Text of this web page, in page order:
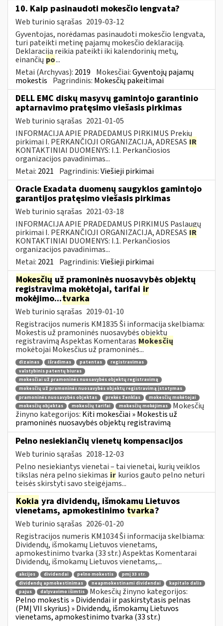
10. Kaip pasinaudoti mokesčio lengvata?
Web turinio sąrašas 2019-03-12
Gyventojas, norėdamas pasinaudoti mokesčio lengvata,
turi pateikti metinę pajamų mokesčio deklaraciją.
Deklaraciją reikia pateikti iki kalendorinių metų,
einančių po...
Metai (Archyvas): 2019 Mokesčiai:Gyventojų pajamų
mokestis Pagrindinis: Mokesčių pakeitimai
DELL EMC diskų masyvų gamintojo garantinio
aptarnavimo pratęsimo viešasis pirkimas
Web turinio sąrašas 2021-01-05
INFORMACIJA APIE PRADEDAMUS PIRKIMUS Prekių
pirkimai I. PERKANČIOJI ORGANIZACIJA, ADRESAS IR
KONTAKTINIAI DUOMENYS: I.1. Perkančiosios
organizacijos pavadinimas...
Metai: 2021 Pagrindinis:Viešieji pirkimai
Oracle Exadata duomenų saugyklos gamintojo
garantijos pratęsimo viešasis pirkimas
Web turinio sąrašas 2021-03-18
INFORMACIJA APIE PRADEDAMUS PIRKIMUS Paslaugų
pirkimai I. PERKANČIOJI ORGANIZACIJA, ADRESAS IR
KONTAKTINIAI DUOMENYS: I.1. Perkančiosios
organizacijos pavadinimas...
Metai: 2021 Pagrindinis:Viešieji pirkimai
Mokesčių už pramoninės nuosavybės objektų
registravimą mokėtojai, tarifai ir
mokėjimo...tvarka
Web turinio sąrašas 2019-01-10
Registracijos numeris KM1835 Ši informacija skelbiama:
Mokestis už pramoninės nuosavybės objektų
registravimą Aspektas Komentaras Mokesčių
mokėtojai Mokesčius už pramoninės...
dizainas išradimas patentas
registravimas
valstybinis patentų biuras
mokesčiai už pramoninės nuosavybės objektų registravimą
mokesčių už pramoninės nuosavybės objektų registravimą įstatymas
pramoninės nuosavybės objektas
prekės ženklas
mokesčių mokėtojai
mokesčių objektas
mokesčių tarifai mokesčių mokėjimas
Mokesčių
žinyno kategorijos: Kiti mokesčiai » Mokestis už
pramoninės nuosavybės objektų registravimą
Pelno nesiekiančių vienetų kompensacijos
Web turinio sąrašas 2018-12-03
Pelno nesiekiantys vienetai – tai vienetai, kurių veiklos
tikslas nėra pelno siekimas ir kurios gauto pelno neturi
teisės skirstyti savo steigėjams...
Kokia yra dividendų, išmokamų Lietuvos
vienetams, apmokestinimo tvarka?
Web turinio sąrašas 2026-01-20
Registracijos numeris KM1034 Ši informacija skelbiama:
Dividendų, išmokamų Lietuvos vienetams,
apmokestinimo tvarka (33 str.) Aspektas Komentarai
Dividendų, išmokamų Lietuvos vienetams,...
akcijos dividendai pelno mokestis
pmį 33 str.
dividendų apmokestinimas
neapmokestinami dividendai
kapitalo dalis
pajus
dalyvavimo išimtis
Mokesčių žinyno kategorijos:
Pelno mokestis » Dividendai ir paskirstytasis pelnas
(PMĮ VII skyrius) » Dividendų, išmokamų Lietuvos
vienetams, apmokestinimo tvarka (33 str.)